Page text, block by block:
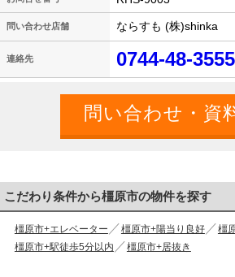
問い合わせ店舗 ならすも (株)shinka
連絡先 0744-48-3555
こだわり条件から橿原市の物件を探す
橿原市+エレベーター 橿原市+陽当り良好
橿
橿原市+駅徒歩5分以内
橿原市+居抜き